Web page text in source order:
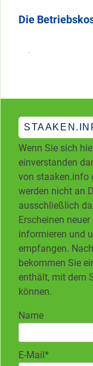
Die
Wenn Sie sich
einverstanden
von staaken.info
werden nicht an
ausschließlich
Erscheinen
informieren und
empfangen.
bekommen Sie
enthält, mit dem
können.
Name
E-Mail*